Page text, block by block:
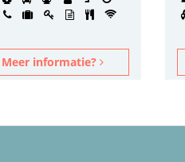
Meer informatie?